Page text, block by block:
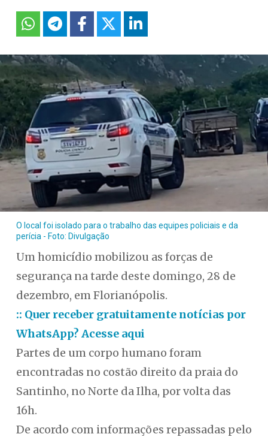
O local foi isolado para o trabalho das equipes policiais e da
perícia - Foto: Divulgação
Um homicídio mobilizou as forças de
segurança na tarde deste domingo, 28 de
dezembro, em Florianópolis.
:: Quer receber gratuitamente notícias por
WhatsApp? Acesse aqui
Partes de um corpo humano foram
encontradas no costão direito da praia do
Santinho, no Norte da Ilha, por volta das
16h.
De acordo com informações repassadas pelo